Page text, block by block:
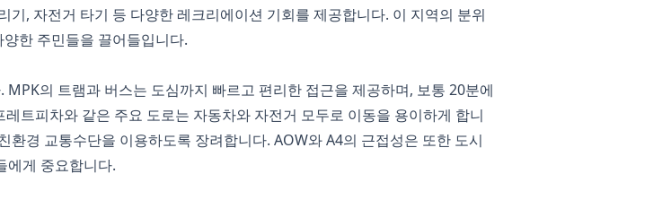
, 자전거 타기 등 다양한 레크리에이션 기회를 제공합니다. 이 지역의 분위
한 주민들을 끌어들입니다.
의 트램과 버스는 도심까지 빠르고 편리한 접근을 제공하며, 보통 20분에
트피차와 같은 주요 도로는 자동차와 자전거 모두로 이동을 용이하게 합니
경 교통수단을 이용하도록 장려합니다. AOW와 A4의 근접성은 또한 도시
에게 중요합니다.